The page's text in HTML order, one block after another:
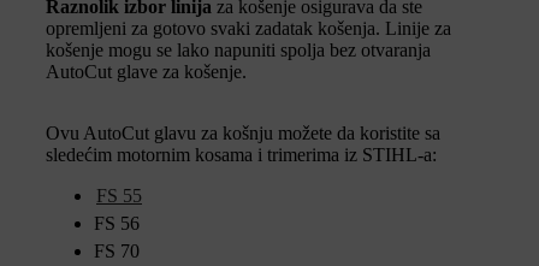
Raznolik izbor linija za košenje osigurava da ste
opremljeni za gotovo svaki zadatak košenja. Linije za
košenje mogu se lako napuniti spolja bez otvaranja
AutoCut glave za košenje.
Ovu AutoCut glavu za košnju možete da koristite sa
sledećim motornim kosama i trimerima iz STIHL-a:
FS 55
FS 56
FS 70